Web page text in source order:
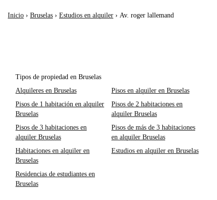
Inicio › Bruselas › Estudios en alquiler › Av. roger lallemand
Tipos de propiedad en Bruselas
Alquileres en Bruselas
Pisos en alquiler en Bruselas
Pisos de 1 habitación en alquiler
Bruselas
Pisos de 2 habitaciones en
alquiler Bruselas
Pisos de 3 habitaciones en
alquiler Bruselas
Pisos de más de 3 habitaciones
en alquiler Bruselas
Habitaciones en alquiler en
Bruselas
Estudios en alquiler en Bruselas
Residencias de estudiantes en
Bruselas